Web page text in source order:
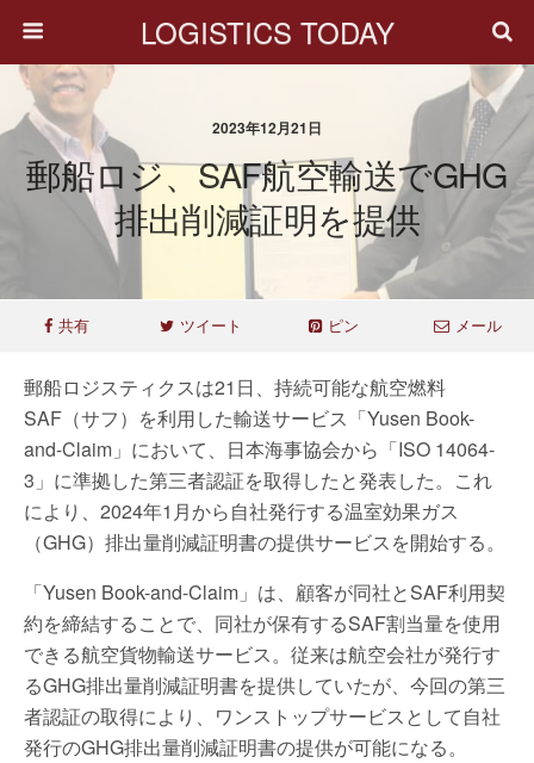
LOGISTICS TODAY
2023年12月21日
郵船ロジ、SAF航空輸送でGHG
排出削減証明を提供
共有 ツイート ピン メール
郵船ロジスティクスは21日、持続可能な航空燃料
SAF（サフ）を利用した輸送サービス「Yusen Book-
and-Claim」において、日本海事協会から「ISO 14064-
3」に準拠した第三者認証を取得したと発表した。これ
により、2024年1月から自社発行する温室効果ガス
（GHG）排出量削減証明書の提供サービスを開始する。
「Yusen Book-and-Claim」は、顧客が同社とSAF利用契
約を締結することで、同社が保有するSAF割当量を使用
できる航空貨物輸送サービス。従来は航空会社が発行す
るGHG排出量削減証明書を提供していたが、今回の第三
者認証の取得により、ワンストップサービスとして自社
発行のGHG排出量削減証明書の提供が可能になる。